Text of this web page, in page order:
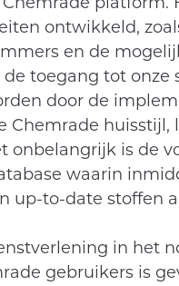
ontwikkeld,
en de
toegang tot onze
door de
Chemrade
onbelangrijk is de
waarin
up-to-date stoffen
in het
gebruikers is